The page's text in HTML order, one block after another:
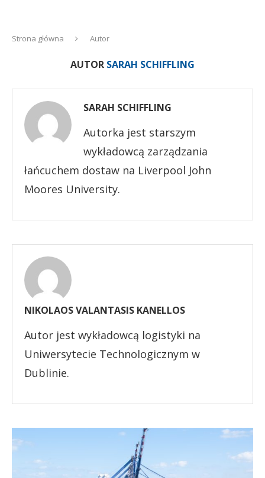
Strona główna Autor
AUTOR SARAH SCHIFFLING
SARAH SCHIFFLING
Autorka jest starszym
wykładowcą zarządzania
łańcuchem dostaw na Liverpool John
Moores University.
NIKOLAOS VALANTASIS KANELLOS
Autor jest wykładowcą logistyki na
Uniwersytecie Technologicznym w
Dublinie.